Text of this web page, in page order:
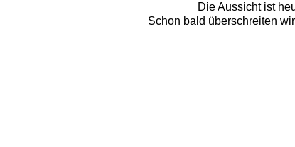
Die Aussicht ist
Schon bald überschreiten